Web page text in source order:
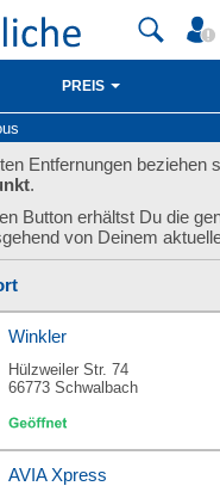
PREIS
Entfernungen beziehen
.
Button erhältst Du die
von Deinem
Winkler
Hülzweiler Str. 74
66773 Schwalbach
AVIA Xpress